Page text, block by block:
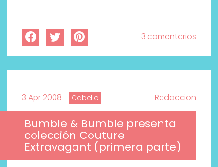
3 comentarios
3 Apr 2008 Cabello Redaccion
Bumble & Bumble presenta
colección Couture
Extravagant (primera parte)